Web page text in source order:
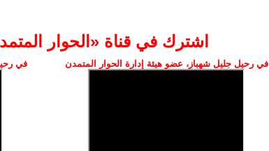
اشترك في قناة ‫«الحوار
في رحيل جليل شهباز، عضو هيئة إدارة الحوار المتمدن في